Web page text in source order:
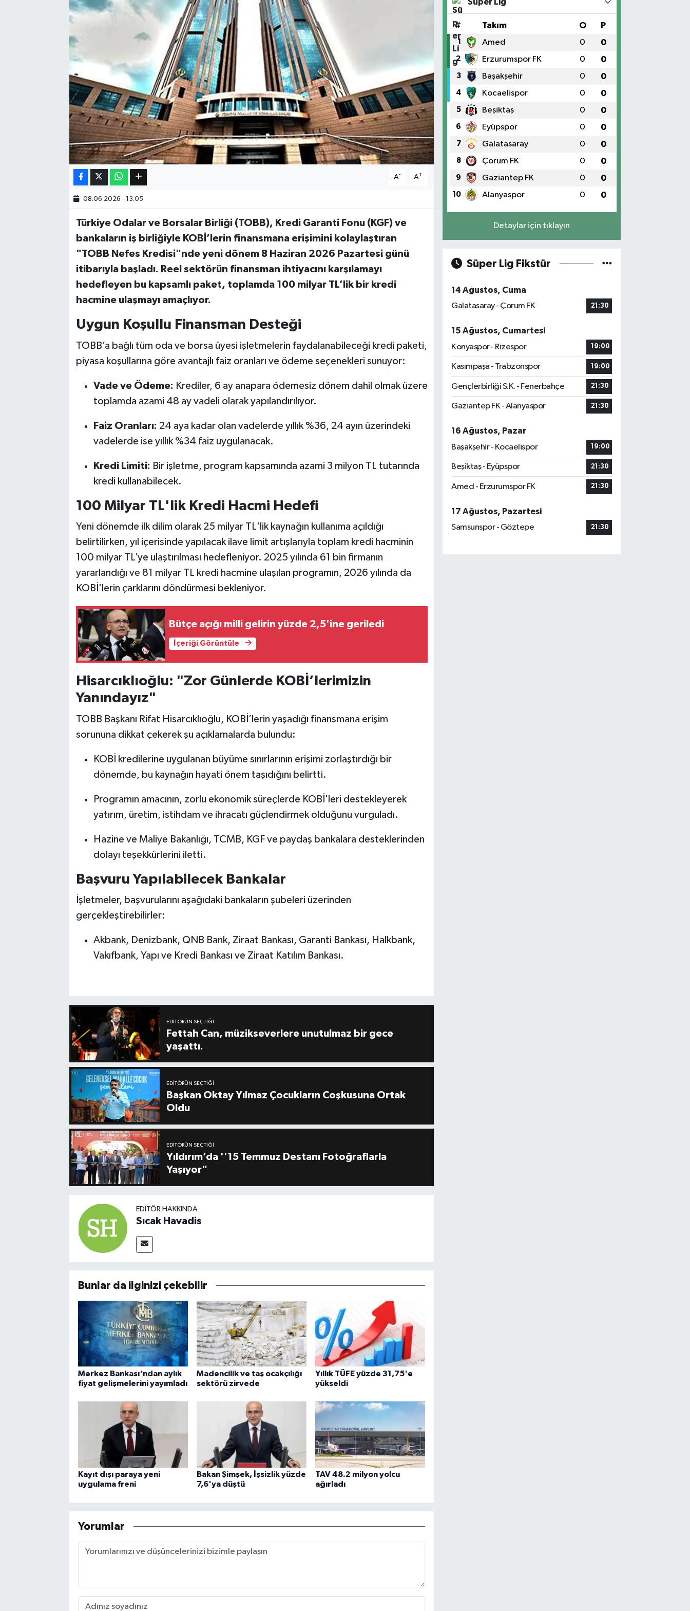
A- A+
08.06.2026 - 13:05
Türkiye Odalar ve Borsalar Birliği (TOBB), Kredi Garanti Fonu (KGF) ve
bankaların iş birliğiyle KOBİ’lerin finansmana erişimini kolaylaştıran
"TOBB Nefes Kredisi"nde yeni dönem 8 Haziran 2026 Pazartesi günü
itibarıyla başladı. Reel sektörün finansman ihtiyacını karşılamayı
hedefleyen bu kapsamlı paket, toplamda 100 milyar TL’lik bir kredi
hacmine ulaşmayı amaçlıyor.
Uygun Koşullu Finansman Desteği
TOBB’a bağlı tüm oda ve borsa üyesi işletmelerin faydalanabileceği kredi paketi,
piyasa koşullarına göre avantajlı faiz oranları ve ödeme seçenekleri sunuyor:
Vade ve Ödeme: Krediler, 6 ay anapara ödemesiz dönem dahil olmak üzere
toplamda azami 48 ay vadeli olarak yapılandırılıyor.
Faiz Oranları: 24 aya kadar olan vadelerde yıllık %36, 24 ayın üzerindeki
vadelerde ise yıllık %34 faiz uygulanacak.
Kredi Limiti: Bir işletme, program kapsamında azami 3 milyon TL tutarında
kredi kullanabilecek.
100 Milyar TL'lik Kredi Hacmi Hedefi
Yeni dönemde ilk dilim olarak 25 milyar TL'lik kaynağın kullanıma açıldığı
belirtilirken, yıl içerisinde yapılacak ilave limit artışlarıyla toplam kredi hacminin
100 milyar TL’ye ulaştırılması hedefleniyor. 2025 yılında 61 bin firmanın
yararlandığı ve 81 milyar TL kredi hacmine ulaşılan programın, 2026 yılında da
KOBİ'lerin çarklarını döndürmesi bekleniyor.
Bütçe açığı milli gelirin yüzde 2,5'ine geriledi
İçeriği Görüntüle
Hisarcıklıoğlu: "Zor Günlerde KOBİ’lerimizin
Yanındayız"
TOBB Başkanı Rifat Hisarcıklıoğlu, KOBİ’lerin yaşadığı finansmana erişim
sorununa dikkat çekerek şu açıklamalarda bulundu:
KOBİ kredilerine uygulanan büyüme sınırlarının erişimi zorlaştırdığı bir
dönemde, bu kaynağın hayati önem taşıdığını belirtti.
Programın amacının, zorlu ekonomik süreçlerde KOBİ'leri destekleyerek
yatırım, üretim, istihdam ve ihracatı güçlendirmek olduğunu vurguladı.
Hazine ve Maliye Bakanlığı, TCMB, KGF ve paydaş bankalara desteklerinden
dolayı teşekkürlerini iletti.
Başvuru Yapılabilecek Bankalar
İşletmeler, başvurularını aşağıdaki bankaların şubeleri üzerinden
gerçekleştirebilirler:
Akbank, Denizbank, QNB Bank, Ziraat Bankası, Garanti Bankası, Halkbank,
Vakıfbank, Yapı ve Kredi Bankası ve Ziraat Katılım Bankası.
EDITÖRÜN SEÇTIĞI
Fettah Can, müzikseverlere unutulmaz bir gece
yaşattı.
EDITÖRÜN SEÇTIĞI
Başkan Oktay Yılmaz Çocukların Coşkusuna Ortak
Oldu
EDITÖRÜN SEÇTIĞI
Yıldırım’da ''15 Temmuz Destanı Fotoğraflarla
Yaşıyor"
EDITÖR HAKKINDA
Sıcak Havadis
Bunlar da ilginizi çekebilir
Merkez Bankası'ndan aylık
fiyat gelişmelerini yayımladı
Madencilik ve taş ocakçılığı
sektörü zirvede
Yıllık TÜFE yüzde 31,75'e
yükseldi
Kayıt dışı paraya yeni
uygulama freni
Bakan Şimşek, İşsizlik yüzde
7,6'ya düştü
TAV 48.2 milyon yolcu
ağırladı
Yorumlar
# Takım O P
1 Amed 0 0
2 Erzurumspor FK 0 0
3 Başakşehir 0 0
4 Kocaelispor 0 0
5 Beşiktaş 0 0
6 Eyüpspor 0 0
7 Galatasaray 0 0
8 Çorum FK 0 0
9 Gaziantep FK 0 0
10 Alanyaspor 0 0
Detaylar için tıklayın
Süper Lig Fikstür
14 Ağustos, Cuma
Galatasaray - Çorum FK
21:30
15 Ağustos, Cumartesi
Konyaspor - Rizespor
19:00
Kasımpaşa - Trabzonspor 19:00
Gençlerbirliği S.K. - Fenerbahçe 21:30
Gaziantep FK - Alanyaspor 21:30
16 Ağustos, Pazar
Başakşehir - Kocaelispor
19:00
Beşiktaş - Eyüpspor 21:30
Amed - Erzurumspor FK 21:30
17 Ağustos, Pazartesi
Samsunspor - Göztepe
21:30
Kültür & Sanat
Bilim, Teknoloji